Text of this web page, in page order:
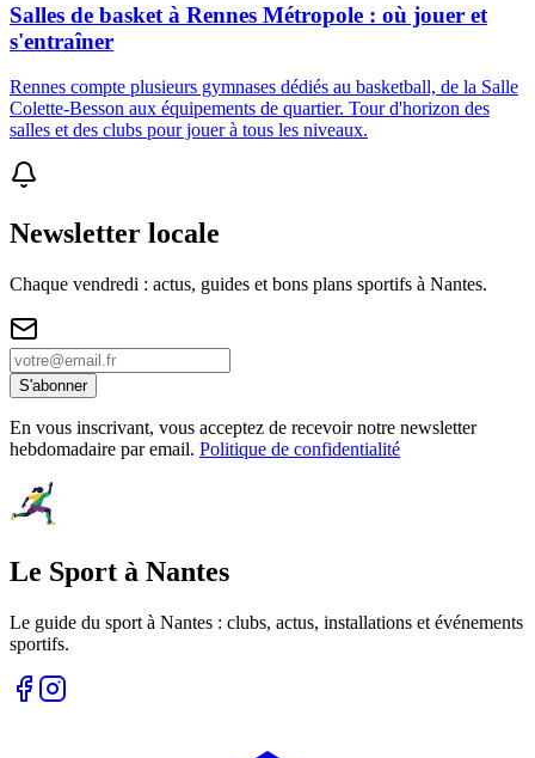
Salles de basket à Rennes Métropole : où jouer et
s'entraîner
Rennes compte plusieurs gymnases dédiés au basketball, de la Salle
Colette-Besson aux équipements de quartier. Tour d'horizon des
salles et des clubs pour jouer à tous les niveaux.
Newsletter locale
Chaque vendredi : actus, guides et bons plans sportifs à Nantes.
S'abonner
En vous inscrivant, vous acceptez de recevoir notre newsletter
hebdomadaire par email. Politique de confidentialité
Le Sport à Nantes
Le guide du sport à Nantes : clubs, actus, installations et événements
sportifs.